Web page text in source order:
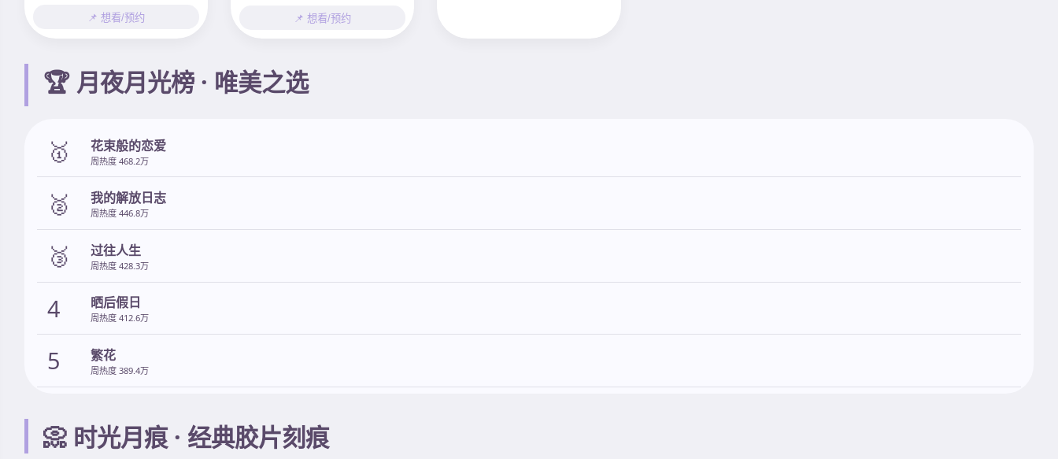
📌 想看/预约 📌 想看/预约
🏆 月夜月光榜 · 唯美之选
🥇 花束般的恋爱
周热度 468.2万
🥈 我的解放日志
周热度 446.8万
🥉 过往人生
周热度 428.3万
4 晒后假日
周热度 412.6万
5 繁花
周热度 389.4万
📀 时光月痕 · 经典胶片刻痕